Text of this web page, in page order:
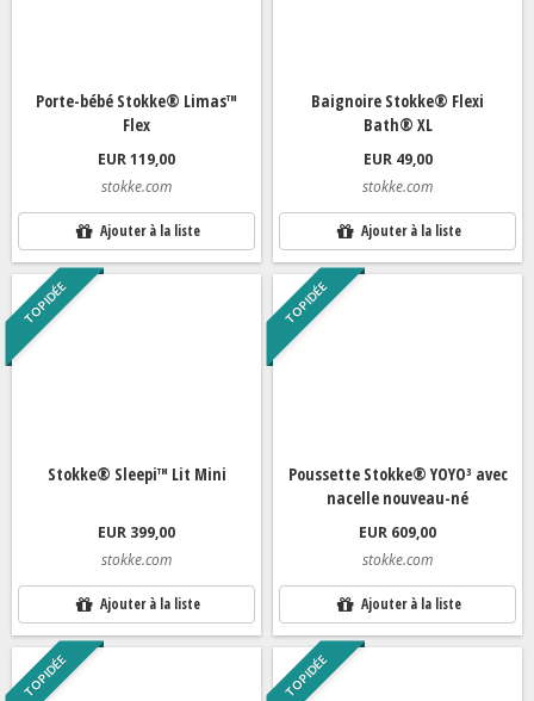
Porte-bébé Stokke® Limas™
Flex
EUR 119,00
stokke.com
Ajouter à la liste
Baignoire Stokke® Flexi
Bath® XL
EUR 49,00
stokke.com
Ajouter à la liste
TOP IDÉE
Stokke® Sleepi™ Lit Mini
EUR 399,00
stokke.com
Ajouter à la liste
TOP IDÉE
Poussette Stokke® YOYO³ avec
nacelle nouveau-né
EUR 609,00
stokke.com
Ajouter à la liste
TOP IDÉE TOP IDÉE